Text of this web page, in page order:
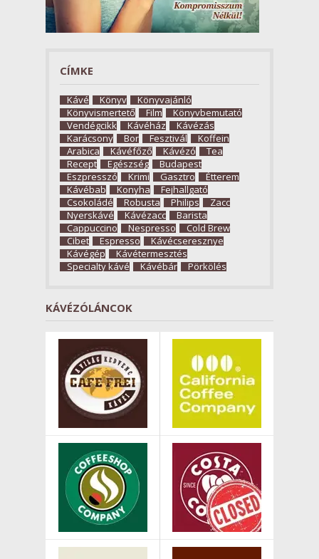
CÍMKE
Kávé Könyv
Könyvajánló
Könyvismertető
Film
Könyvbemutató
Vendégcikk
Kávéház
Kávézás
Karácsony
Bor Fesztivál
Koffein
Arabica
Kávéfőző Kávézó
Tea
Recept
Egészség
Budapest
Eszpresszó
Krimi Gasztro
Étterem
Kávébab
Konyha
Fejhallgató
Csokoládé
Robusta Philips
Zacc
Nyerskávé
Kávézacc
Barista
Cappuccino
Nespresso
Cold Brew
Cibet
Espresso
Kávécseresznye
Kávégép
Kávétermesztés
Specialty kávé
Kávébár Pörkölés
KÁVÉZÓLÁNCOK